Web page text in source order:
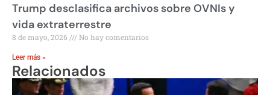
Trump desclasifica archivos sobre OVNIs y
vida extraterrestre
8 de mayo, 2026 No hay comentarios
Leer más »
Relacionados